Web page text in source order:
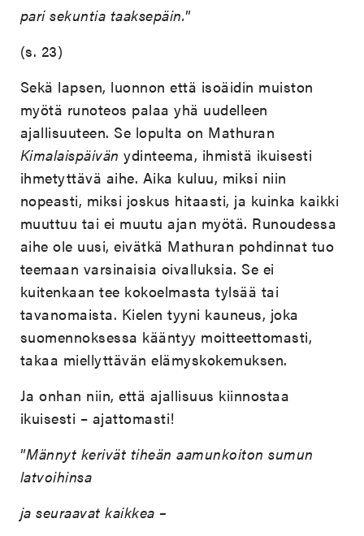
pari sekuntia taaksepäin.”
(s. 23)
Sekä lapsen, luonnon että isoäidin muiston
myötä runoteos palaa yhä uudelleen
ajallisuuteen. Se lopulta on Mathuran
Kimalaispäivän ydinteema, ihmistä ikuisesti
ihmetyttävä aihe. Aika kuluu, miksi niin
nopeasti, miksi joskus hitaasti, ja kuinka kaikki
muuttuu tai ei muutu ajan myötä. Runoudessa
aihe ole uusi, eivätkä Mathuran pohdinnat tuo
teemaan varsinaisia oivalluksia. Se ei
kuitenkaan tee kokoelmasta tylsää tai
tavanomaista. Kielen tyyni kauneus, joka
suomennoksessa kääntyy moitteettomasti,
takaa miellyttävän elämyskokemuksen.
Ja onhan niin, että ajallisuus kiinnostaa
ikuisesti – ajattomasti!
”Männyt kerivät tiheän aamunkoiton sumun
latvoihinsa
ja seuraavat kaikkea –